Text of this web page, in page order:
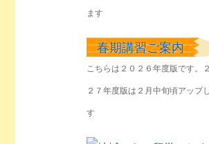
ます
春期講習ご案内
こちらは２０２６年度版です。
２７年度版は２月中旬頃アップ
す